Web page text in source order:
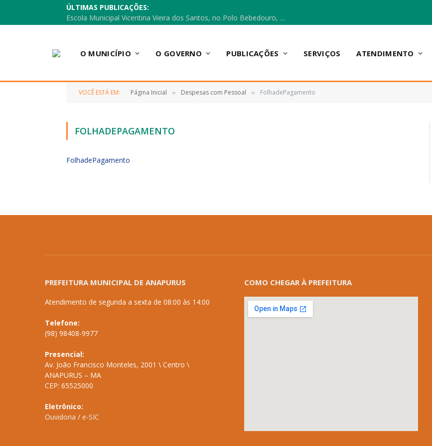
ÚLTIMAS PUBLICAÇÕES:
Escola Municipal Vicentina Vieira dos Santos, no Polo Bebedouro, recebeu materiais para a implantação do Cantinho da Leitura e da Sala Multidisciplinar.
O MUNICÍPIO O GOVERNO PUBLICAÇÕES SERVIÇOS ATENDIMENTO
VOCÊ ESTÁ EM: Página Inicial » Despesas com Pessoal » FolhadePagamento
FOLHADEPAGAMENTO
FolhadePagamento
PREFEITURA MUNICIPAL DE ANAPURUS
Atendimento de segunda a sexta de 08:00 às 14:00
Telefone:
(98) 98408-9977
Presencial:
Av. João Francisco Monteles, 2001 \ Centro \
ANAPURUS – MA
CEP: 65525000
Eletrônico:
Ouvidoria / e-SIC
COMO CHEGAR À PREFEITURA